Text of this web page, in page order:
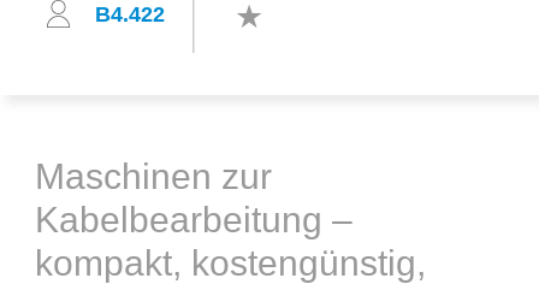
B4.422
Maschinen zur
Kabelbearbeitung –
kompakt, kostengünstig,